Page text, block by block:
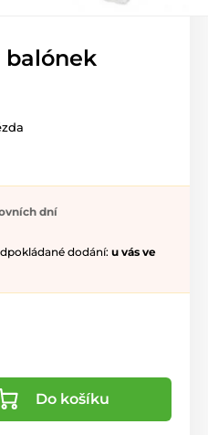
balónek
dní
dodání: u vás ve
Do košíku